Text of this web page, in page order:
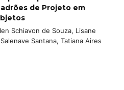
de Projeto em
Schiavon de Souza, Lisane
Santana, Tatiana Aires